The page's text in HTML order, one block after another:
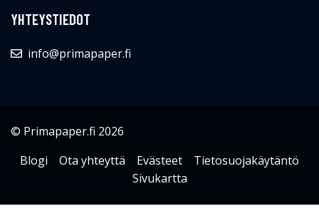
YHTEYSTIEDOT
info@primapaper.fi
© Primapaper.fi 2026
Blogi
Ota yhteyttä Evästeet
Tietosuojakäytäntö
Sivukartta